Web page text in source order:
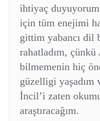
ihtiyaç
için tüm enejimi
gittim yabancı dil
rahatladım, çünkü
bilmemenin hiç
güzelligi yaşadım
İncil’i zaten
araştıracağım.